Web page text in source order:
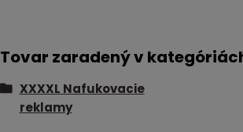
Tovar zaradený v
XXXXL Nafukovacie
reklamy